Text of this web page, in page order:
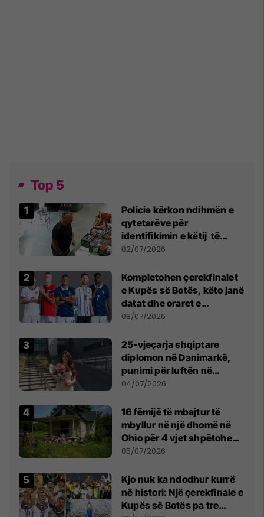
Top 5
Policia kërkon ndihmën e
qytetarëve për
identifikimin e këtij të
dyshuari
02/07/2026
Kompletohen çerekfinalet
e Kupës së Botës, këto janë
datat dhe oraret e
ndeshjeve
08/07/2026
25-vjeçarja shqiptare
diplomon në Danimarkë,
punimi për luftën në
Kosovë vlerësohet me
04/07/2026
16 fëmijë të mbajtur të
mbyllur në një dhomë në
Ohio për 4 vjet shpëtohen -
tani ata i pret një sfidë e
05/07/2026
Kjo nuk ka ndodhur kurrë
në histori: Një çerekfinale e
Kupës së Botës pa tre